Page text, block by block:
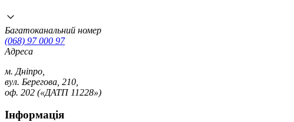
Багатоканальний номер
(068) 97 000 97
Адреса
м. Дніпро,
вул. Берегова, 210,
оф. 202 («ДАТП 11228»)
Інформація